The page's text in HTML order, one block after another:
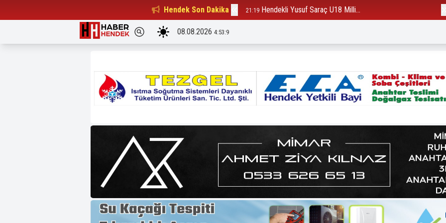
Hendek Son Dakika
Beşiktaşlılar Derneği Başkanı... 21:19 Hendekli Yusuf Saraç U18 Milli...
08.08.2026 4:53:11